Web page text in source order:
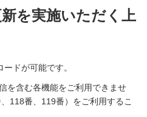
を実施いただく上
ドが可能です。
を含む各機能をご利用できませ
118番、119番）をご利用するこ